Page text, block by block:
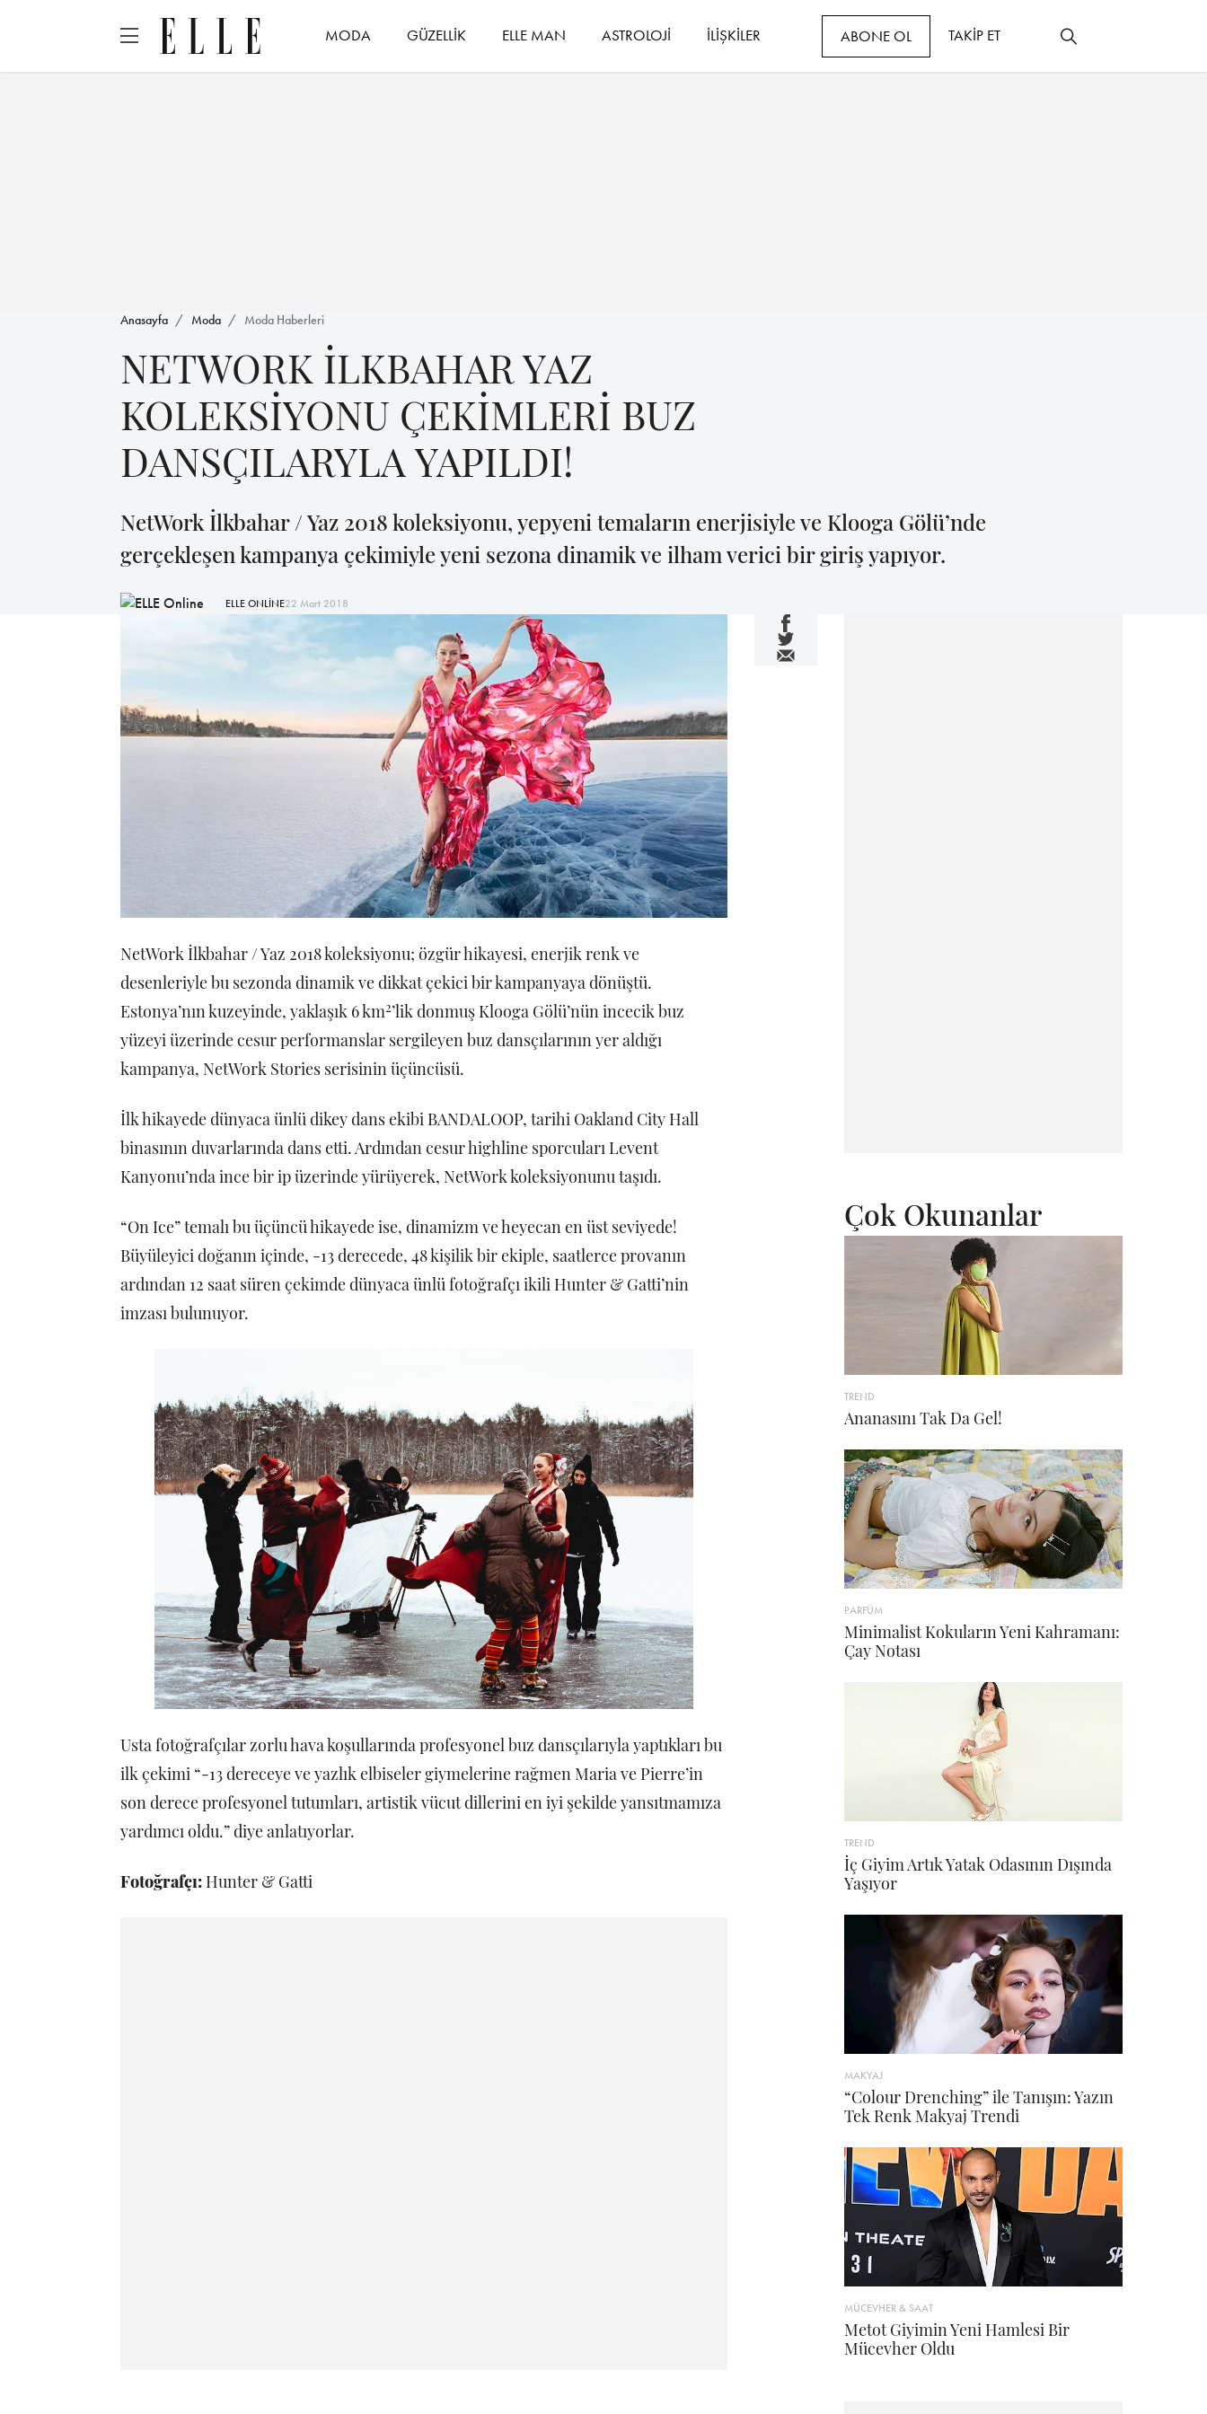
MODA GÜZELLİK ELLE MAN ASTROLOJİ İLİŞKİLER ABONE OL TAKİP ET
Anasayfa Moda Moda Haberleri
NETWORK İLKBAHAR YAZ
KOLEKSİYONU ÇEKİMLERİ BUZ
DANSÇILARYLA YAPILDI!
NetWork İlkbahar / Yaz 2018 koleksiyonu, yepyeni temaların enerjisiyle ve Klooga Gölü’nde
gerçekleşen kampanya çekimiyle yeni sezona dinamik ve ilham verici bir giriş yapıyor.
ELLE ONLİNE22 Mart 2018
NetWork İlkbahar / Yaz 2018 koleksiyonu; özgür hikayesi, enerjik renk ve
desenleriyle bu sezonda dinamik ve dikkat çekici bir kampanyaya dönüştü.
Estonya’nın kuzeyinde, yaklaşık 6 km2’lik donmuş Klooga Gölü’nün incecik buz
yüzeyi üzerinde cesur performanslar sergileyen buz dansçılarının yer aldığı
kampanya, NetWork Stories serisinin üçüncüsü.
İlk hikayede dünyaca ünlü dikey dans ekibi BANDALOOP, tarihi Oakland City Hall
binasının duvarlarında dans etti. Ardından cesur highline sporcuları Levent
Kanyonu’nda ince bir ip üzerinde yürüyerek, NetWork koleksiyonunu taşıdı.
“On Ice” temalı bu üçüncü hikayede ise, dinamizm ve heyecan en üst seviyede!
Büyüleyici doğanın içinde, -13 derecede, 48 kişilik bir ekiple, saatlerce provanın
ardından 12 saat süren çekimde dünyaca ünlü fotoğrafçı ikili Hunter & Gatti’nin
imzası bulunuyor.
Usta fotoğrafçılar zorlu hava koşullarında profesyonel buz dansçılarıyla yaptıkları bu
ilk çekimi “-13 dereceye ve yazlık elbiseler giymelerine rağmen Maria ve Pierre’in
son derece profesyonel tutumları, artistik vücut dillerini en iyi şekilde yansıtmamıza
yardımcı oldu.” diye anlatıyorlar.
Fotoğrafçı: Hunter & Gatti
Çok Okunanlar
TREND
Ananasını Tak Da Gel!
PARFÜM
Minimalist Kokuların Yeni Kahramanı:
Çay Notası
TREND
İç Giyim Artık Yatak Odasının Dışında
Yaşıyor
MAKYAJ
“Colour Drenching” ile Tanışın: Yazın
Tek Renk Makyaj Trendi
MÜCEVHER & SAAT
Metot Giyimin Yeni Hamlesi Bir
Mücevher Oldu